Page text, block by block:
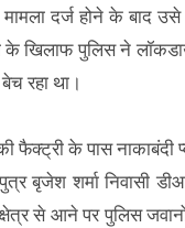
दर्ज होने के बाद
के खिलाफ पुलिस ने
रहा था।
फैक्ट्री के पास
बृजेश शर्मा निवासी
से आने पर पुलिस